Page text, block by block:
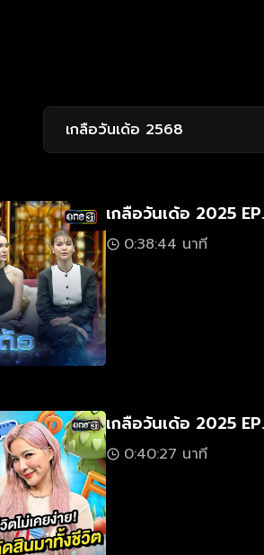
เกลือวันเด้อ 2568
เกลือวันเด้อ 2025
0:38:44 นาที
เกลือวันเด้อ 2025
0:40:27 นาที